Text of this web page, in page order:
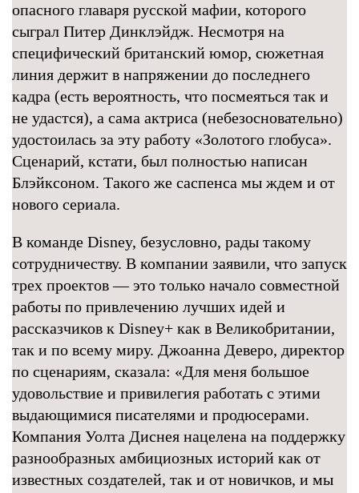
опасного главаря русской мафии, которого
сыграл Питер Динклэйдж. Несмотря на
специфический британский юмор, сюжетная
линия держит в напряжении до последнего
кадра (есть вероятность, что посмеяться так и
не удастся), а сама актриса (небезосновательно)
удостоилась за эту работу «Золотого глобуса».
Сценарий, кстати, был полностью написан
Блэйксоном. Такого же саспенса мы ждем и от
нового сериала.
В команде Disney, безусловно, рады такому
сотрудничеству. В компании заявили, что запуск
трех проектов — это только начало совместной
работы по привлечению лучших идей и
рассказчиков к Disney+ как в Великобритании,
так и по всему миру. Джоанна Деверо, директор
по сценариям, сказала: «Для меня большое
удовольствие и привилегия работать с этими
выдающимися писателями и продюсерами.
Компания Уолта Диснея нацелена на поддержку
разнообразных амбициозных историй как от
известных создателей, так и от новичков, и мы